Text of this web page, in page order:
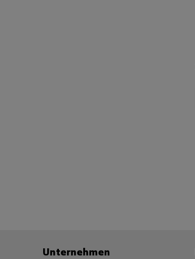
Unternehmen